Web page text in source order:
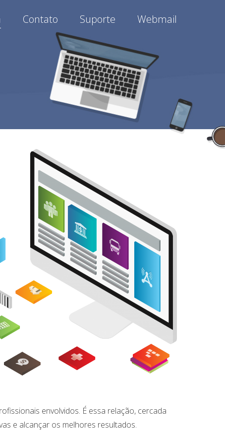
Contato Suporte Webmail
envolvidos. É essa relação, cercada
e alcançar os melhores resultados.